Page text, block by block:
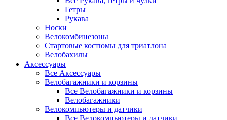
Гетры
Рукава
Носки
Велокомбинезоны
Стартовые костюмы для триатлона
Велобахилы
Аксессуары
Все Аксессуары
Велобагажники и корзины
Все Велобагажники и корзины
Велобагажники
Велокомпьютеры и датчики
Все Велокомпьютеры и датчики